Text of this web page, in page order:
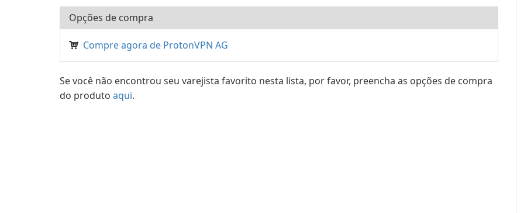
Opções de compra
Compre agora de ProtonVPN AG
Se você não encontrou seu varejista favorito nesta lista, por favor, preencha as opções de compra
do produto aqui.